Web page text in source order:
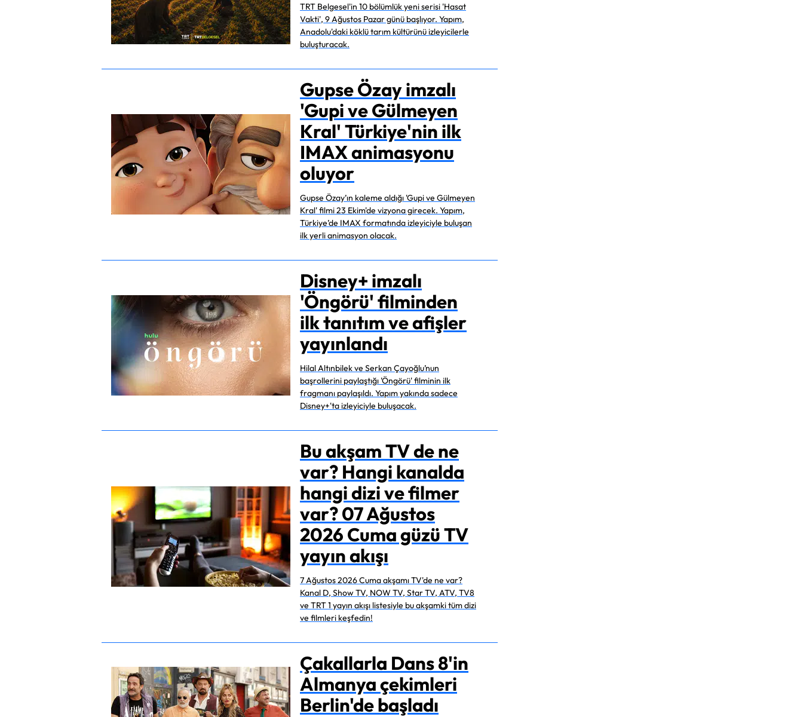
TRT Belgesel'in 10 bölümlük yeni serisi 'Hasat
Vakti', 9 Ağustos Pazar günü başlıyor. Yapım,
Anadolu'daki köklü tarım kültürünü izleyicilerle
buluşturacak.
Gupse Özay imzalı
'Gupi ve Gülmeyen
Kral' Türkiye'nin ilk
IMAX animasyonu
oluyor
Gupse Özay’ın kaleme aldığı 'Gupi ve Gülmeyen
Kral' filmi 23 Ekim'de vizyona girecek. Yapım,
Türkiye’de IMAX formatında izleyiciyle buluşan
ilk yerli animasyon olacak.
Disney+ imzalı
'Öngörü' filminden
ilk tanıtım ve afişler
yayınlandı
Hilal Altınbilek ve Serkan Çayoğlu’nun
başrollerini paylaştığı 'Öngörü' filminin ilk
fragmanı paylaşıldı. Yapım yakında sadece
Disney+'ta izleyiciyle buluşacak.
Bu akşam TV de ne
var? Hangi kanalda
hangi dizi ve filmer
var? 07 Ağustos
2026 Cuma güzü TV
yayın akışı
7 Ağustos 2026 Cuma akşamı TV'de ne var?
Kanal D, Show TV, NOW TV, Star TV, ATV, TV8
ve TRT 1 yayın akışı listesiyle bu akşamki tüm dizi
ve filmleri keşfedin!
Çakallarla Dans 8'in
Almanya çekimleri
Berlin'de başladı